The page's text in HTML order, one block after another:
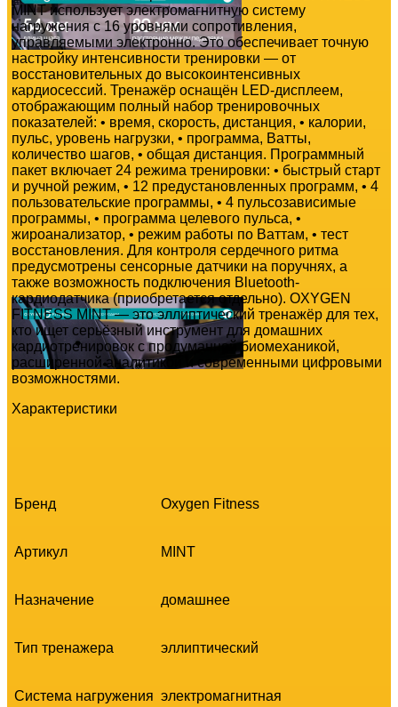
MINT использует электромагнитную систему
нагружения с 16 уровнями сопротивления,
управляемыми электронно. Это обеспечивает точную
настройку интенсивности тренировки — от
восстановительных до высокоинтенсивных
кардиосессий. Тренажёр оснащён LED-дисплеем,
отображающим полный набор тренировочных
показателей: • время, скорость, дистанция, • калории,
пульс, уровень нагрузки, • программа, Ватты,
количество шагов, • общая дистанция. Программный
пакет включает 24 режима тренировки: • быстрый старт
и ручной режим, • 12 предустановленных программ, • 4
пользовательские программы, • 4 пульсозависимые
программы, • программа целевого пульса, •
жироанализатор, • режим работы по Ваттам, • тест
восстановления. Для контроля сердечного ритма
предусмотрены сенсорные датчики на поручнях, а
также возможность подключения Bluetooth-
кардиодатчика (приобретается отдельно). OXYGEN
FITNESS MINT — это эллиптический тренажёр для тех,
кто ищет серьёзный инструмент для домашних
кардиотренировок с продуманной биомеханикой,
расширенной аналитикой и современными цифровыми
возможностями.
Характеристики
Бренд Oxygen Fitness
Артикул MINT
Назначение домашнее
Тип тренажера эллиптический
Система нагружения электромагнитная